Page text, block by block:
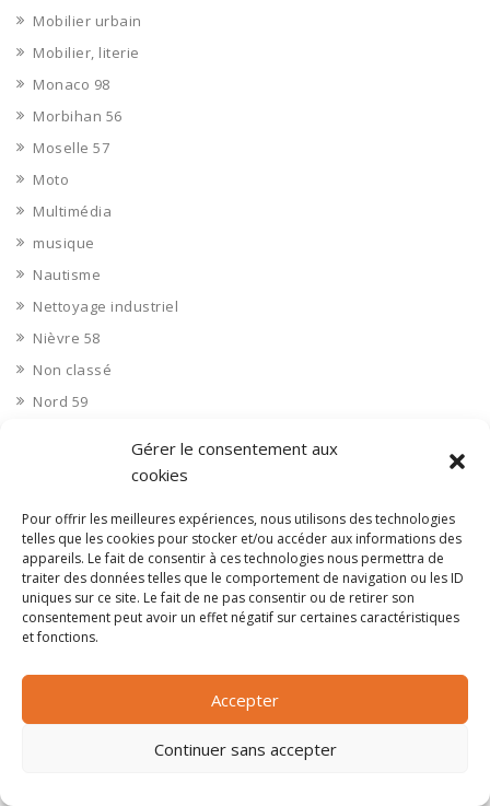
Gérer le consentement aux
cookies
Pour offrir les meilleures expériences, nous utilisons des technologies
telles que les cookies pour stocker et/ou accéder aux informations des
appareils. Le fait de consentir à ces technologies nous permettra de
traiter des données telles que le comportement de navigation ou les ID
uniques sur ce site. Le fait de ne pas consentir ou de retirer son
consentement peut avoir un effet négatif sur certaines caractéristiques
et fonctions.
Accepter
Continuer sans accepter
Mobilier urbain
Mobilier, literie
Monaco 98
Morbihan 56
Moselle 57
Moto
Multimédia
musique
Nautisme
Nettoyage industriel
Nièvre 58
Non classé
Nord 59
Oise 60
Opérateur télécom
Opérateurs télécom
Optique
Paramédical, compléments alimentaires